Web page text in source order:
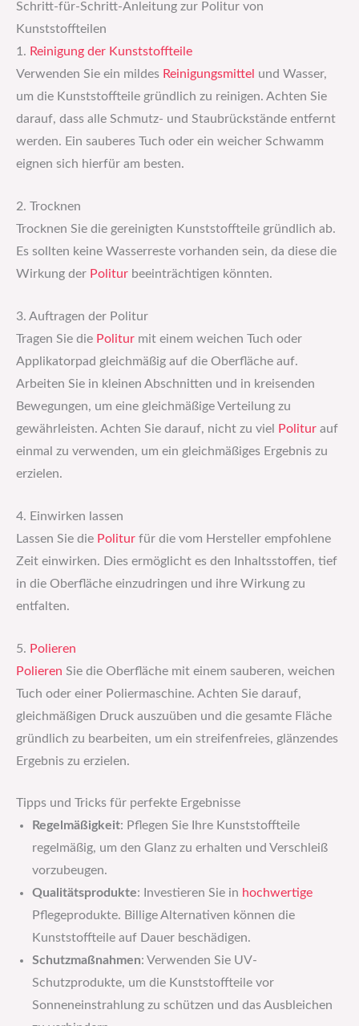
Schritt-für-Schritt-Anleitung zur Politur von
Kunststoffteilen
1. Reinigung der Kunststoffteile
Verwenden Sie ein mildes Reinigungsmittel und Wasser,
um die Kunststoffteile gründlich zu reinigen. Achten Sie
darauf, dass alle Schmutz- und Staubrückstände entfernt
werden. Ein sauberes Tuch oder ein weicher Schwamm
eignen sich hierfür am besten.
2. Trocknen
Trocknen Sie die gereinigten Kunststoffteile gründlich ab.
Es sollten keine Wasserreste vorhanden sein, da diese die
Wirkung der Politur beeinträchtigen könnten.
3. Auftragen der Politur
Tragen Sie die Politur mit einem weichen Tuch oder
Applikatorpad gleichmäßig auf die Oberfläche auf.
Arbeiten Sie in kleinen Abschnitten und in kreisenden
Bewegungen, um eine gleichmäßige Verteilung zu
gewährleisten. Achten Sie darauf, nicht zu viel
Politur auf
einmal zu verwenden, um ein gleichmäßiges Ergebnis zu
erzielen.
4. Einwirken lassen
Lassen Sie die Politur für die vom Hersteller empfohlene
Zeit einwirken. Dies ermöglicht es den Inhaltsstoffen, tief
in die Oberfläche einzudringen und ihre Wirkung zu
entfalten.
5. Polieren
Polieren Sie die Oberfläche mit einem sauberen, weichen
Tuch oder einer Poliermaschine. Achten Sie darauf,
gleichmäßigen Druck auszuüben und die gesamte Fläche
gründlich zu bearbeiten, um ein streifenfreies, glänzendes
Ergebnis zu erzielen.
Tipps und Tricks für perfekte Ergebnisse
Regelmäßigkeit: Pflegen Sie Ihre Kunststoffteile
regelmäßig, um den Glanz zu erhalten und Verschleiß
vorzubeugen.
Qualitätsprodukte: Investieren Sie in hochwertige
Pflegeprodukte. Billige Alternativen können die
Kunststoffteile auf Dauer beschädigen.
Schutzmaßnahmen: Verwenden Sie UV-
Schutzprodukte, um die Kunststoffteile vor
Sonneneinstrahlung zu schützen und das Ausbleichen